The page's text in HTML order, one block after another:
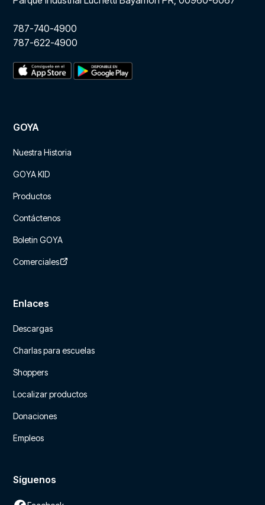
787-740-4900
787-622-4900
GOYA
Nuestra Historia
GOYA KID
Productos
Contáctenos
Boletin GOYA
Comerciales
Enlaces
Descargas
Charlas para escuelas
Shoppers
Localizar productos
Donaciones
Empleos
Síguenos